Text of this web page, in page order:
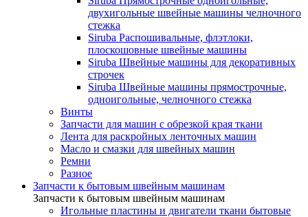
двухигольные швейные машины челночного
стежка
Siruba Распошивальные, флэтлоки,
плоскошовные швейные машины
Siruba Швейные машины для декоративных
строчек
Siruba Швейные машины прямострочные,
одноигольные, челночного стежка
Винты
Запчасти для машин с обрезкой края ткани
Лента для раскройных ленточных машин
Масло и смазки для швейных машин
Ремни
Разное
Запчасти к бытовым швейным машинам
Запчасти к бытовым швейным машинам
Игольные пластины и двигатели ткани бытовые